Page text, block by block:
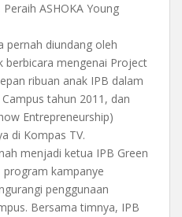
ASHOKA Young
pernah diundang oleh
berbicara mengenai Project
ribuan anak IPB dalam
tahun 2011, dan
Entrepreneurship)
di Kompas TV.
menjadi ketua IPB Green
kampanye
penggunaan
Bersama timnya, IPB